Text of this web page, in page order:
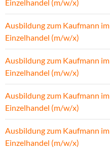
Einzelhandel (m/w/x)
Ausbildung zum Kaufmann im
Einzelhandel (m/w/x)
Ausbildung zum Kaufmann im
Einzelhandel (m/w/x)
Ausbildung zum Kaufmann im
Einzelhandel (m/w/x)
Ausbildung zum Kaufmann im
Einzelhandel (m/w/x)